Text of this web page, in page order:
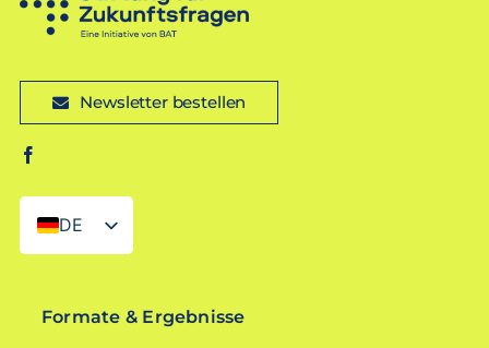
Newsletter bestellen
DE
EN
Formate & Ergebnisse